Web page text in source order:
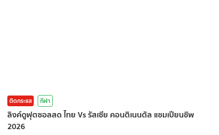
ติดกระแส กีฬา
ลิงค์ดูฟุตซอลสด ไทย Vs รัสเซีย คอนติเนนตัล แชมเปียนชิพ
2026